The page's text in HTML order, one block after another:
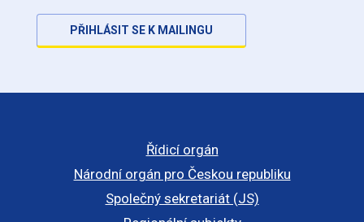
PŘIHLÁSIT SE K MAILINGU
Řídicí orgán
Národní orgán pro Českou republiku
Společný sekretariát (JS)